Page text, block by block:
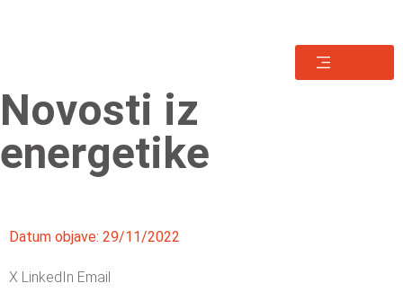
Novosti iz
energetike
Datum objave: 29/11/2022
X LinkedIn Email